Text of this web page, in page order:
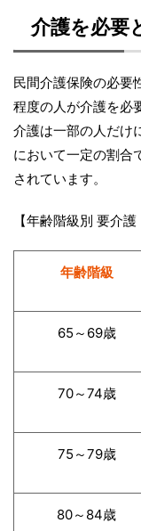
介護を必要
民間介護保険の必要
程度の人が介護を必
介護は一部の人だけ
において一定の割合
されています。
【年齢階級別 要介
年齢階級
65～​​69歳
70～74歳
75～79歳
80～84歳